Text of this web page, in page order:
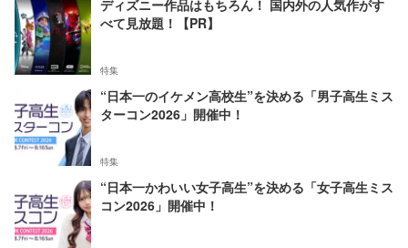
ディズニー作品はもちろん！ 国内外の人気作がす
べて見放題！【PR】
特集
“日本一のイケメン高校生”を決める「男子高生ミス
ターコン2026」開催中！
特集
“日本一かわいい女子高生”を決める「女子高生ミス
コン2026」開催中！